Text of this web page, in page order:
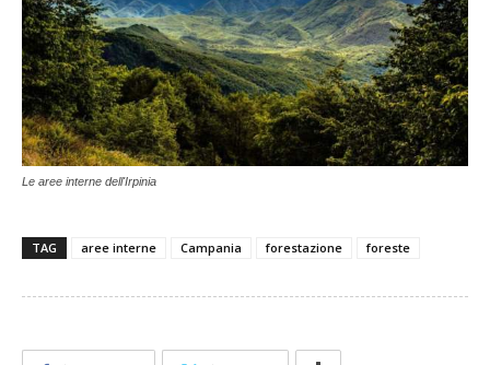
Le aree interne dell'Irpinia
TAG aree interne Campania forestazione foreste